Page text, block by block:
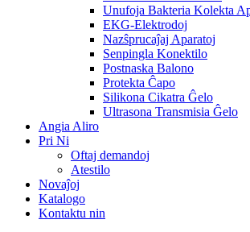
Unufoja Bakteria Kolekta
EKG-Elektrodoj
Nazŝprucaĵaj Aparatoj
Senpingla Konektilo
Postnaska Balono
Protekta Ĉapo
Silikona Cikatra Ĝelo
Ultrasona Transmisia Ĝelo
Angia Aliro
Pri Ni
Oftaj demandoj
Atestilo
Novaĵoj
Katalogo
Kontaktu nin